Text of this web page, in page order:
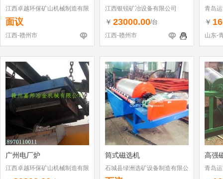
江西卓越环保矿山机械制造有限
公司
面议
江西-赣州市
江西银锐矿冶设备有限公司
￥ 23000.00/台
江西-赣州市
青岛
￥
山东-
广州电厂炉
江西卓越环保矿山机械制造有限
筒式磁选机
石城县绿洲选矿设备制造有限公
高强
青岛